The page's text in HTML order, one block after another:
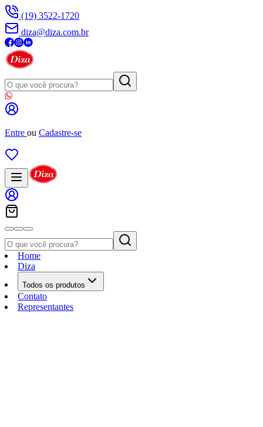
(19) 3522-1720
diza@diza.com.br
Entre ou Cadastre-se
Home
Diza
Todos os produtos
Contato
Representantes